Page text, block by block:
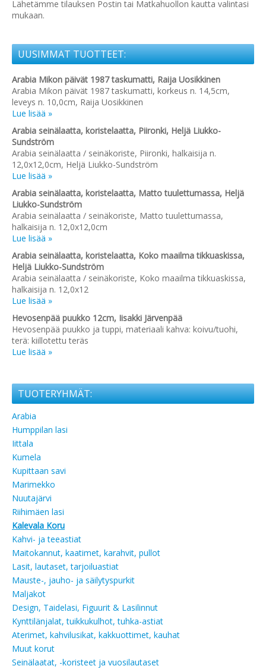
Lähetämme tilauksen Postin tai Matkahuollon kautta valintasi
mukaan.
UUSIMMAT TUOTTEET:
Arabia Mikon päivät 1987 taskumatti, Raija Uosikkinen
Arabia Mikon päivät 1987 taskumatti, korkeus n. 14,5cm,
leveys n. 10,0cm, Raija Uosikkinen
Lue lisää »
Arabia seinälaatta, koristelaatta, Piironki, Heljä Liukko-
Sundström
Arabia seinälaatta / seinäkoriste, Piironki, halkaisija n.
12,0x12,0cm, Heljä Liukko-Sundström
Lue lisää »
Arabia seinälaatta, koristelaatta, Matto tuulettumassa, Heljä
Liukko-Sundström
Arabia seinälaatta / seinäkoriste, Matto tuulettumassa,
halkaisija n. 12,0x12,0cm
Lue lisää »
Arabia seinälaatta, koristelaatta, Koko maailma tikkuaskissa,
Heljä Liukko-Sundström
Arabia seinälaatta / seinäkoriste, Koko maailma tikkuaskissa,
halkaisija n. 12,0x12
Lue lisää »
Hevosenpää puukko 12cm, Iisakki Järvenpää
Hevosenpää puukko ja tuppi, materiaali kahva: koivu/tuohi,
terä: kiillotettu teräs
Lue lisää »
TUOTERYHMÄT:
Arabia
Humppilan lasi
Iittala
Kumela
Kupittaan savi
Marimekko
Nuutajärvi
Riihimäen lasi
Kalevala Koru
Kahvi- ja teeastiat
Maitokannut, kaatimet, karahvit, pullot
Lasit, lautaset, tarjoiluastiat
Mauste-, jauho- ja säilytyspurkit
Maljakot
Design, Taidelasi, Figuurit & Lasilinnut
Kynttilänjalat, tuikkukulhot, tuhka-astiat
Aterimet, kahvilusikat, kakkuottimet, kauhat
Muut korut
Seinälaatat, -koristeet ja vuosilautaset